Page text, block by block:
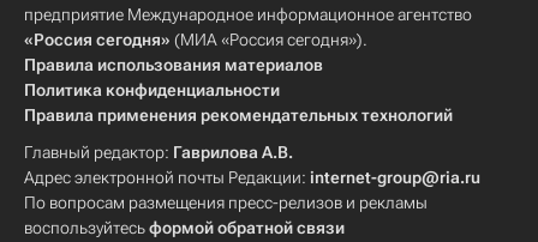
предприятие Международное информационное агентство
«Россия сегодня» (МИА «Россия сегодня»).
Правила использования материалов
Политика конфиденциальности
Правила применения рекомендательных технологий
Главный редактор: Гаврилова А.В.
Адрес электронной почты Редакции: internet-group@ria.ru
По вопросам размещения пресс-релизов и рекламы
воспользуйтесьформой обратной связи